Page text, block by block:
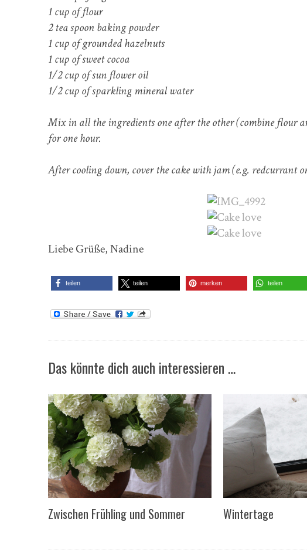
1 cup of flour
2 tea spoon baking powder
1 cup of grounded hazelnuts
1 cup of sweet cocoa
1/2 cup of sun flower oil
1/2 cup of sparkling mineral water
Mix in all the ingredients one after the other (combine flour
for one hour.
After cooling down, cover the cake with jam (e.g. redcurrant
Liebe Grüße, Nadine
teilen teilen merken teilen
Das könnte dich auch interessieren …
Zwischen Frühling und Sommer Wintertage